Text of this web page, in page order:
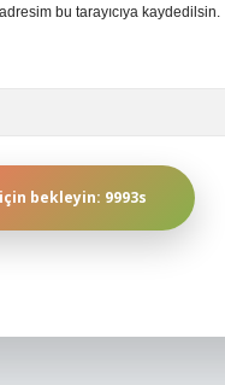
bu tarayıcıya kaydedilsin.